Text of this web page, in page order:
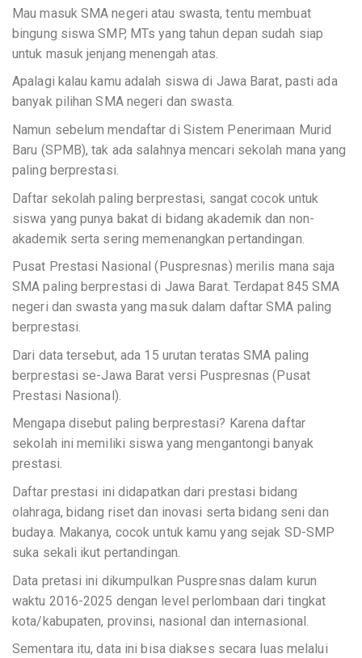
Mau masuk SMA negeri atau swasta, tentu membuat
bingung siswa SMP, MTs yang tahun depan sudah siap
untuk masuk jenjang menengah atas.
Apalagi kalau kamu adalah siswa di Jawa Barat, pasti ada
banyak pilihan SMA negeri dan swasta.
Namun sebelum mendaftar di Sistem Penerimaan Murid
Baru (SPMB), tak ada salahnya mencari sekolah mana yang
paling berprestasi.
Daftar sekolah paling berprestasi, sangat cocok untuk
siswa yang punya bakat di bidang akademik dan non-
akademik serta sering memenangkan pertandingan.
Pusat Prestasi Nasional (Puspresnas) merilis mana saja
SMA paling berprestasi di Jawa Barat. Terdapat 845 SMA
negeri dan swasta yang masuk dalam daftar SMA paling
berprestasi.
Dari data tersebut, ada 15 urutan teratas SMA paling
berprestasi se-Jawa Barat versi Puspresnas (Pusat
Prestasi Nasional).
Mengapa disebut paling berprestasi? Karena daftar
sekolah ini memiliki siswa yang mengantongi banyak
prestasi.
Daftar prestasi ini didapatkan dari prestasi bidang
olahraga, bidang riset dan inovasi serta bidang seni dan
budaya. Makanya, cocok untuk kamu yang sejak SD-SMP
suka sekali ikut pertandingan.
Data pretasi ini dikumpulkan Puspresnas dalam kurun
waktu 2016-2025 dengan level perlombaan dari tingkat
kota/kabupaten, provinsi, nasional dan internasional.
Sementara itu, data ini bisa diakses secara luas melalui